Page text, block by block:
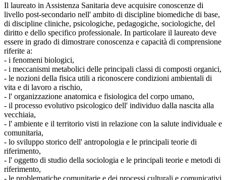
Il laureato in Assistenza Sanitaria deve acquisire conoscenze di
livello post-secondario nell' ambito di discipline biomediche di base,
di discipline cliniche, psicologiche, pedagogiche, sociologiche, del
diritto e dello specifico professionale. In particolare il laureato deve
essere in grado di dimostrare conoscenza e capacità di comprensione
riferite a:
- i fenomeni biologici,
- i meccanismi metabolici delle principali classi di composti organici,
- le nozioni della fisica utili a riconoscere condizioni ambientali di
vita e di lavoro a rischio,
- l' organizzazione anatomica e fisiologica del corpo umano,
- il processo evolutivo psicologico dell' individuo dalla nascita alla
vecchiaia,
- l' ambiente e il territorio visti in relazione con la salute individuale e
comunitaria,
- lo sviluppo storico dell' antropologia e le principali teorie di
riferimento,
- l' oggetto di studio della sociologia e le principali teorie e metodi di
riferimento,
- le problematiche comunitarie e dei processi culturali e comunicativi